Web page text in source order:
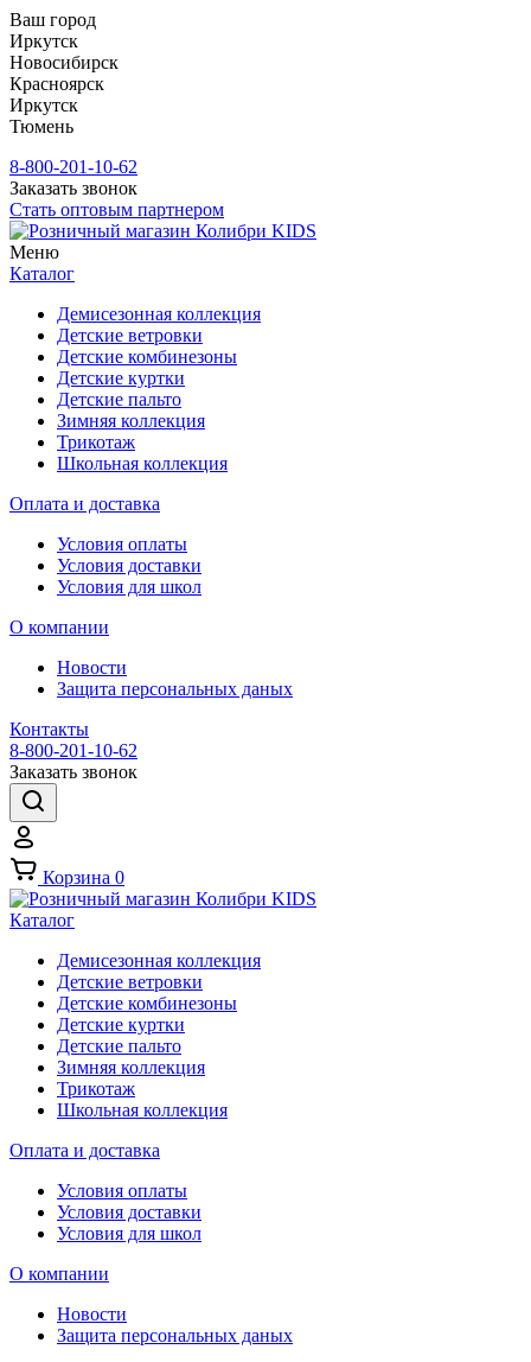
Ваш город
Иркутск
Новосибирск
Красноярск
Иркутск
Тюмень
8-800-201-10-62
Заказать звонок
Стать оптовым партнером
Меню
Каталог
Демисезонная коллекция
Детские ветровки
Детские комбинезоны
Детские куртки
Детские пальто
Зимняя коллекция
Трикотаж
Школьная коллекция
Оплата и доставка
Условия оплаты
Условия доставки
Условия для школ
О компании
Новости
Защита персональных даных
Контакты
8-800-201-10-62
Заказать звонок
Корзина 0
Каталог
Демисезонная коллекция
Детские ветровки
Детские комбинезоны
Детские куртки
Детские пальто
Зимняя коллекция
Трикотаж
Школьная коллекция
Оплата и доставка
Условия оплаты
Условия доставки
Условия для школ
О компании
Новости
Защита персональных даных